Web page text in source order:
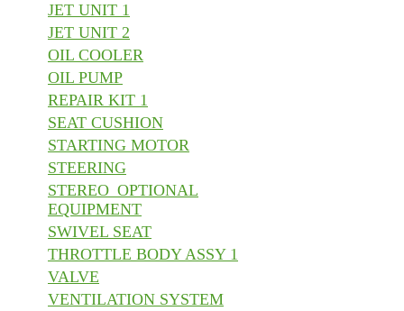
JET UNIT 1
JET UNIT 2
OIL COOLER
OIL PUMP
REPAIR KIT 1
SEAT CUSHION
STARTING MOTOR
STEERING
STEREO_OPTIONAL
EQUIPMENT
SWIVEL SEAT
THROTTLE BODY ASSY 1
VALVE
VENTILATION SYSTEM